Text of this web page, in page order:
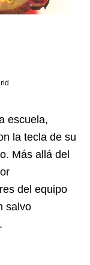
escuela,
la tecla de su
Más allá del
del equipo
salvo